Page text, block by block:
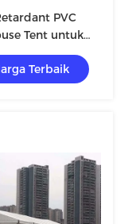
PVC
Tent untuk
Terbaik